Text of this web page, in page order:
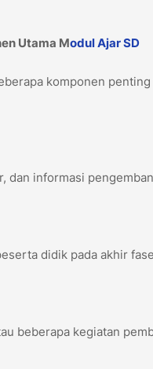
Utama Modul AjarSD
komponen
dan informasi
didik pada akhir
beberapa kegiatan